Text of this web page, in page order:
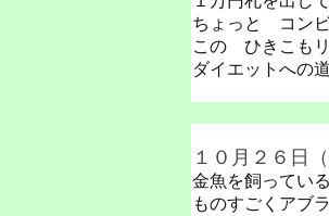
ちょっと コンビ
この ひきこもリ
ダイエットへの
１０月２６日（
金魚を飼ってい
ものすごくアブ